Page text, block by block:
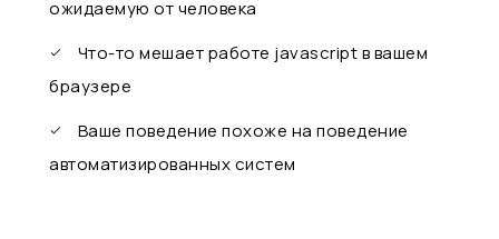
ожидаемую от человека
Что-то мешает работе javascript в вашем
браузере
Ваше поведение похоже на поведение
автоматизированных систем